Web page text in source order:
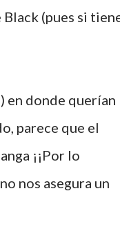
(pues si
en donde querían
parece que el
¡¡Por lo
nos asegura un